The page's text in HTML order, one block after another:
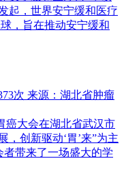
起，世界安宁缓和医疗
，旨在推动安宁缓和
次 来源：湖北省肿瘤
癌大会在湖北省武汉市
，创新驱动‘胃’来”为主
带来了一场盛大的学